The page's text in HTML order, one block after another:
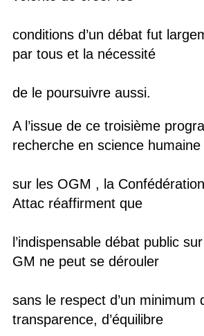
conditions d’un débat fut
par tous et la nécessité
de le poursuivre aussi.
A l’issue de ce troisième
recherche en science humaine
sur les OGM , la
Attac réaffirment que
l’indispensable débat public
GM ne peut se dérouler
sans le respect d’un minimum
transparence, d’équilibre